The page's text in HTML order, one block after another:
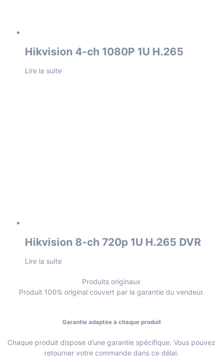
Hikvision 4-ch 1080P 1U H.265
Lire la suite
Hikvision 8-ch 720p 1U H.265 DVR
Lire la suite
Produits originaux
Produit 100% original couvert par la garantie du vendeur.
Garantie adaptée à chaque produit
Chaque produit dispose d’une garantie spécifique. Vous pouvez
retourner votre commande dans ce délai.